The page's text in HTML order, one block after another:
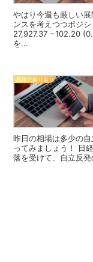
やはり今週も厳しい
ンスを考えつつポジ
27,927.37 −102.20
を...
相場の振り返り
昨日の相場は多少の
ってみましょう！
落を受けて、自立反